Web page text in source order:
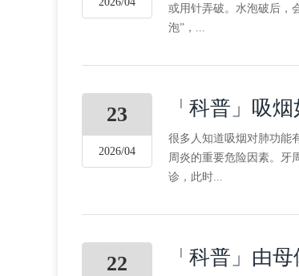
或用针弄破。水泡破后，
泡”，...
23
2026/04
「科普」吸
很多人知道吸烟对肺功能
周炎的重要危险因素。牙
诊，此时...
22 「科普」由